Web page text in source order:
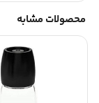
محصولات مشابه